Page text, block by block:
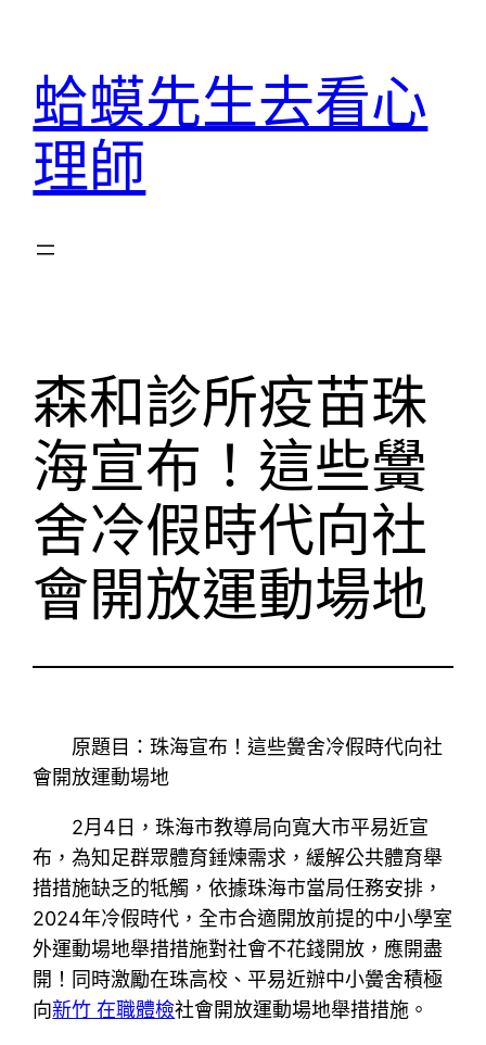
蛤蟆先生去看心
理師
森和診所疫苗珠
海宣布！這些黌
舍冷假時代向社
會開放運動場地
原題目：珠海宣布！這些黌舍冷假時代向社
會開放運動場地
2月4日，珠海市教導局向寬大市平易近宣
布，為知足群眾體育錘煉需求，緩解公共體育舉
措措施缺乏的牴觸，依據珠海市當局任務安排，
2024年冷假時代，全市合適開放前提的中小學室
外運動場地舉措措施對社會不花錢開放，應開盡
開！同時激勵在珠高校、平易近辦中小黌舍積極
向新竹 在職體檢社會開放運動場地舉措措施。